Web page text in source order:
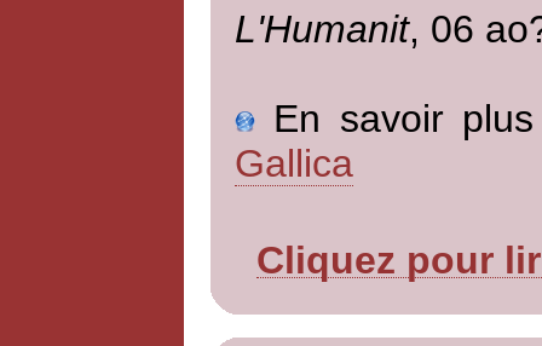
L'Humanit, 06
En savoir
Gallica
Cliquez pour